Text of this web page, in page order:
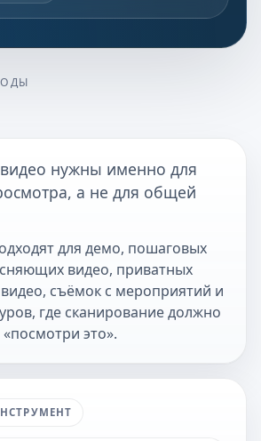
нужны именно для
а не для общей
для демо, пошаговых
видео, приватных
съёмок с мероприятий и
где сканирование должно
это».